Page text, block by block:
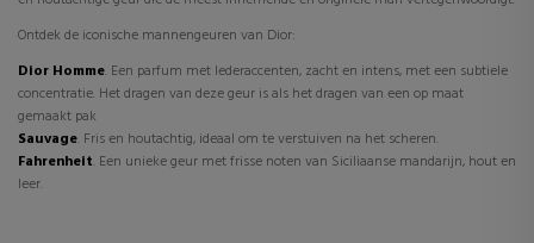
Ontdek de iconische mannengeuren van Dior:
Dior Homme. Een parfum met lederaccenten, zacht en intens, met een subtiele
concentratie. Het dragen van deze geur is als het dragen van een op maat
gemaakt pak
Sauvage. Fris en houtachtig, ideaal om te verstuiven na het scheren.
Fahrenheit. Een unieke geur met frisse noten van Siciliaanse mandarijn, hout en
leer.